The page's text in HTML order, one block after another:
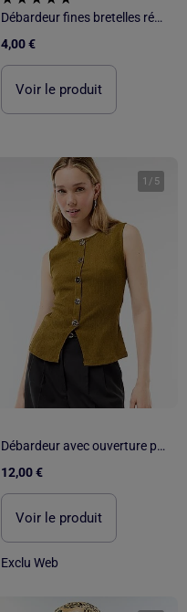
Débardeur fines bretelles réglables
4,00 €
Voir le produit
1 / 5
Débardeur avec ouverture par boutons dorés martelés
12,00 €
Voir le produit
Exclu Web